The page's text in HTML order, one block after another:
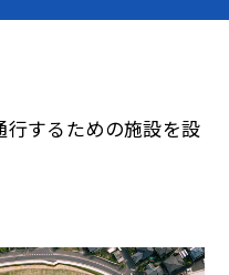
するための施設を設